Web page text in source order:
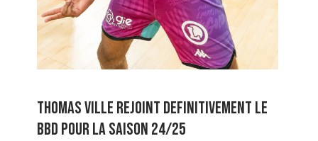
THOMAS VILLE REJOINT DEFINITIVEMENT LE
BBD POUR LA SAISON 24/25